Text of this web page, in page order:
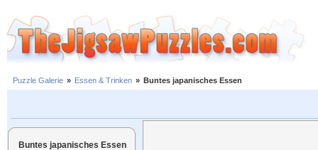
Puzzle Galerie » Essen & Trinken » Buntes japanisches Essen
Buntes japanisches Essen